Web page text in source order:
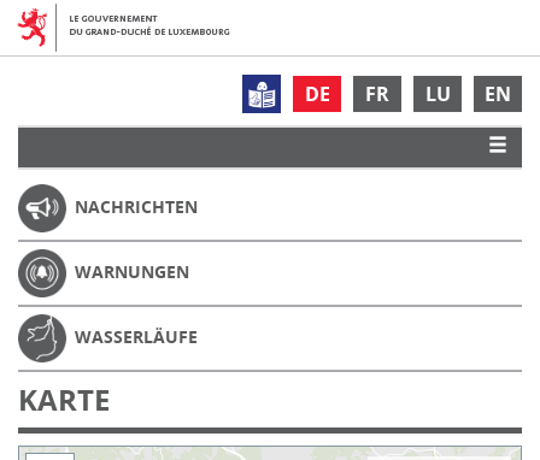
DE FR LU EN
NACHRICHTEN
WARNUNGEN
WASSERLÄUFE
KARTE